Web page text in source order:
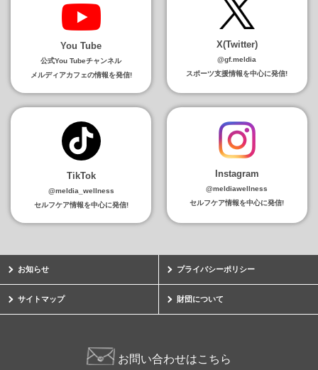
You Tube
公式You Tubeチャンネル
メルディアカフェの情報を発信!
X(Twitter)
@gf.meldia
スポーツ支援情報を中心に発信!
TikTok
@meldia_wellness
セルフケア情報を中心に発信!
Instagram
@meldiawellness
セルフケア情報を中心に発信!
お知らせ プライバシーポリシー
サイトマップ 財団について
お問い合わせはこちら